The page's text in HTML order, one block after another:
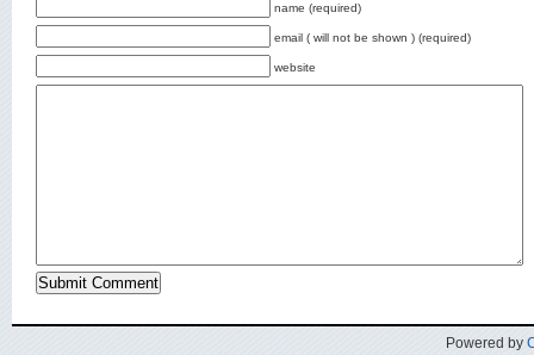
name (required)
email ( will not be shown ) (required)
website
Powered by